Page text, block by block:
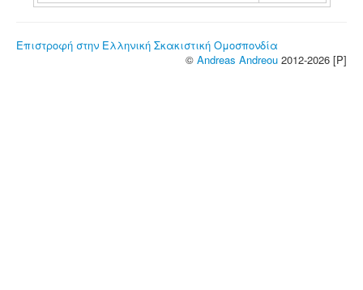
Επιστροφή στην Ελληνική Σκακιστική Ομοσπονδία
© Andreas Andreou 2012-2026 [P]